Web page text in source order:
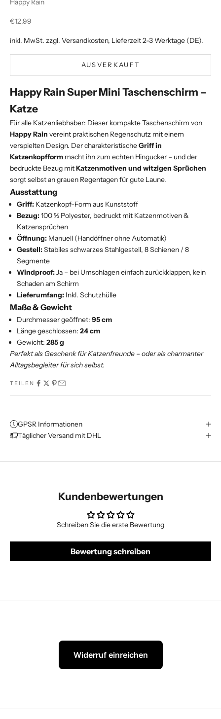
Happy Rain
Angebot
€12,99
inkl. MwSt. zzgl. Versandkosten, Lieferzeit 2-3 Werktage (DE).
AUSVERKAUFT
Happy Rain Super Mini Taschenschirm –
Katze
Für alle Katzenliebhaber: Dieser kompakte Taschenschirm von
Happy Rain vereint praktischen Regenschutz mit einem
verspielten Design. Der charakteristischeGriff in
Katzenkopfform macht ihn zum echten Hingucker – und der
bedruckte Bezug mitKatzenmotiven und witzigen Sprüchen
sorgt selbst an grauen Regentagen für gute Laune.
Ausstattung
Griff: Katzenkopf-Form aus Kunststoff
Bezug:100 % Polyester, bedruckt mit Katzenmotiven &
Katzensprüchen
Öffnung: Manuell (Handöffner ohne Automatik)
Gestell:Stabiles schwarzes Stahlgestell, 8 Schienen / 8
Segmente
Windproof:Ja – bei Umschlagen einfach zurückklappen, kein
Schaden am Schirm
Lieferumfang: Inkl. Schutzhülle
Maße & Gewicht
Durchmesser geöffnet: 95 cm
Länge geschlossen: 24 cm
Gewicht: 285 g
Perfekt als Geschenk für Katzenfreunde – oder als charmanter
Alltagsbegleiter für sich selbst.
TEILEN
GPSR Informationen
Täglicher Versand mit DHL
Kundenbewertungen
Schreiben Sie die erste Bewertung
Bewertung schreiben
Widerruf einreichen